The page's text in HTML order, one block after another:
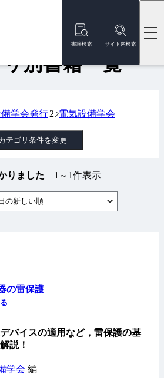
書籍検索 サイト内検索
別書籍一覧
学会発行 電気設備学会
テゴリ条件を変更
りました 1～1件表示
の新しい順
の雷保護
バイスの適用など，雷保護の基
説！
学会 編